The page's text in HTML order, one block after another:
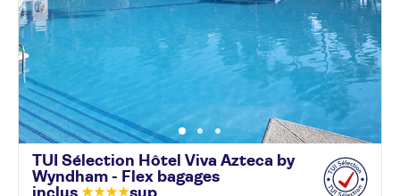
TUI Sélection Hôtel Viva Azteca by
Wyndham - Flex bagages